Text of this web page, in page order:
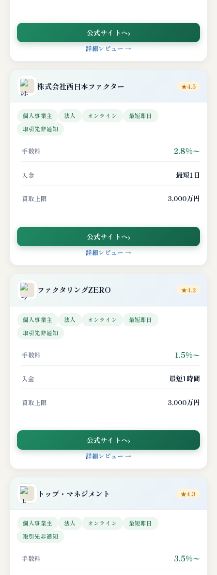
公式サイトへ
詳細レビュー →
株式会社西日本ファクター ★4.5
個人事業主 法人 オンライン
最短即日
取引先非通知
手数料 2.8%〜
入金 最短1日
買取上限 3,000万円
公式サイトへ
詳細レビュー →
ファクタリングZERO ★4.2
個人事業主 法人 オンライン
最短即日
取引先非通知
手数料 1.5%〜
入金 最短1時間
買取上限 3,000万円
公式サイトへ
詳細レビュー →
トップ・マネジメント ★4.3
個人事業主 法人 オンライン
最短即日
取引先非通知
手数料 3.5%〜